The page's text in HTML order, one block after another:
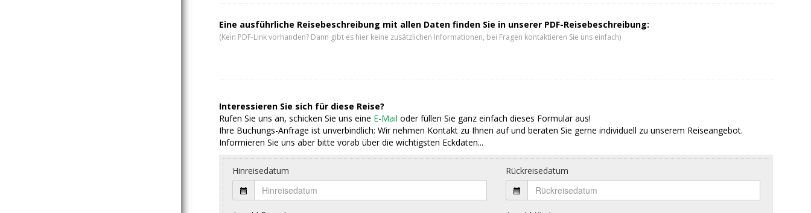
Eine ausführliche Reisebeschreibung mit allen Daten finden Sie in unserer PDF-Reisebeschreibung:
(Kein PDF-Link vorhanden? Dann gibt es hier keine zusätzlichen Informationen, bei Fragen kontaktieren Sie uns einfach)
Interessieren Sie sich für diese Reise?
Rufen Sie uns an, schicken Sie uns eine E-Mail oder füllen Sie ganz einfach dieses Formular aus!
Ihre Buchungs-Anfrage ist unverbindlich: Wir nehmen Kontakt zu Ihnen auf und beraten Sie gerne individuell zu unserem Reiseangebot.
Informieren Sie uns aber bitte vorab über die wichtigsten Eckdaten...